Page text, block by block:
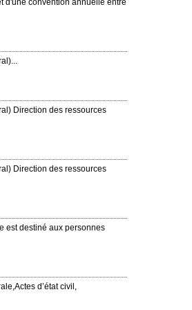
d'une convention annuelle entre
Direction des ressources
Direction des ressources
est destiné aux personnes
d’état civil,